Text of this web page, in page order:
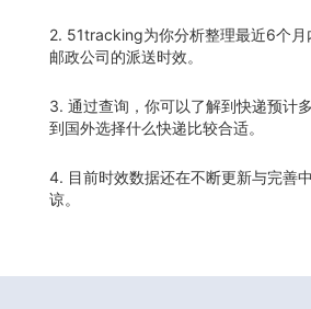
2. 51tracking为你分析整理最近6个月
邮政公司的派送时效。
3. 通过查询，你可以了解到快递预计
到国外选择什么快递比较合适。
4. 目前时效数据还在不断更新与完善
谅。